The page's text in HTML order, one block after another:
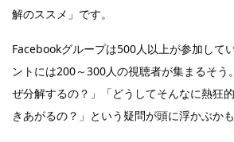
解のススメ」です。
Facebookグループは500人以上が参加して
ントには200～300人の視聴者が集まるそう
ぜ分解するの？」「どうしてそんなに熱狂
きあがるの？」という疑問が頭に浮かぶかも